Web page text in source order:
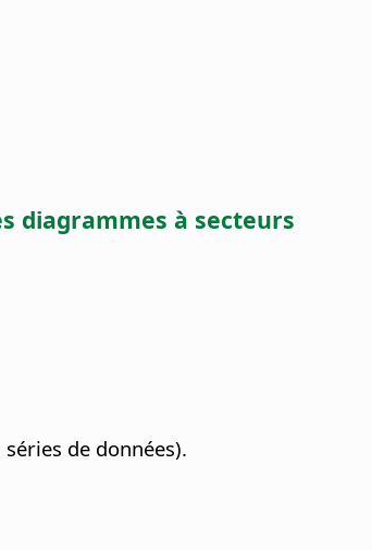
diagrammes à secteurs
de données).